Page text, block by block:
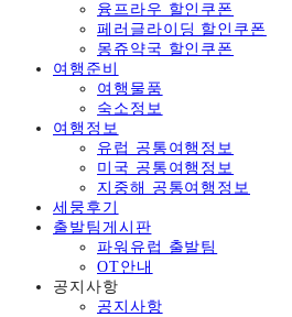
융프라우 할인쿠폰
페러글라이딩 할인쿠폰
몽쥬약국 할인쿠폰
여행준비
여행물품
숙소정보
여행정보
유럽 공통여행정보
미국 공통여행정보
지중해 공통여행정보
세뭉후기
출발팀게시판
파워유럽 출발팀
OT안내
공지사항
공지사항